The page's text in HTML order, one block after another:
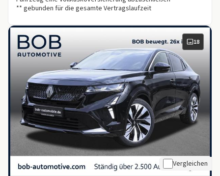
** gebunden für die gesamte Vertragslaufzeit
18
Vergleichen